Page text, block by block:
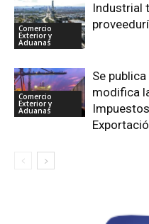
Comercio
Exterior y
Aduanas
Industrial
Comercio
Exterior y
Aduanas
Se
modifica